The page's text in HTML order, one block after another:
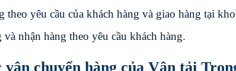
theo yêu cầu của khách hàng và giao hàng tại
và nhận hàng theo yêu cầu khách hàng.
vận chuyển hàng của Vận tải